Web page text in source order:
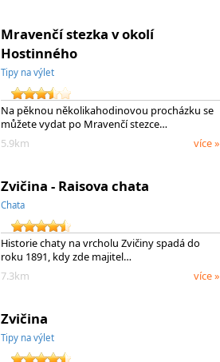
Mravenčí stezka v okolí
Hostinného
Tipy na výlet
Na pěknou několikahodinovou procházku se
můžete vydat po Mravenčí stezce…
5.9km
více »
Zvičina - Raisova chata
Chata
Historie chaty na vrcholu Zvičiny spadá do
roku 1891, kdy zde majitel…
7.3km
více »
Zvičina
Tipy na výlet